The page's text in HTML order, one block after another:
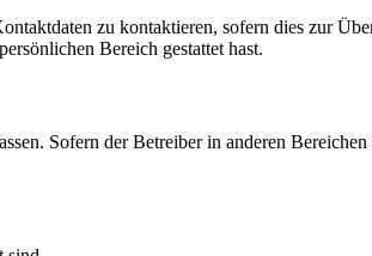
zu kontaktieren, sofern dies zur
Bereich gestattet hast.
Sofern der Betreiber in anderen